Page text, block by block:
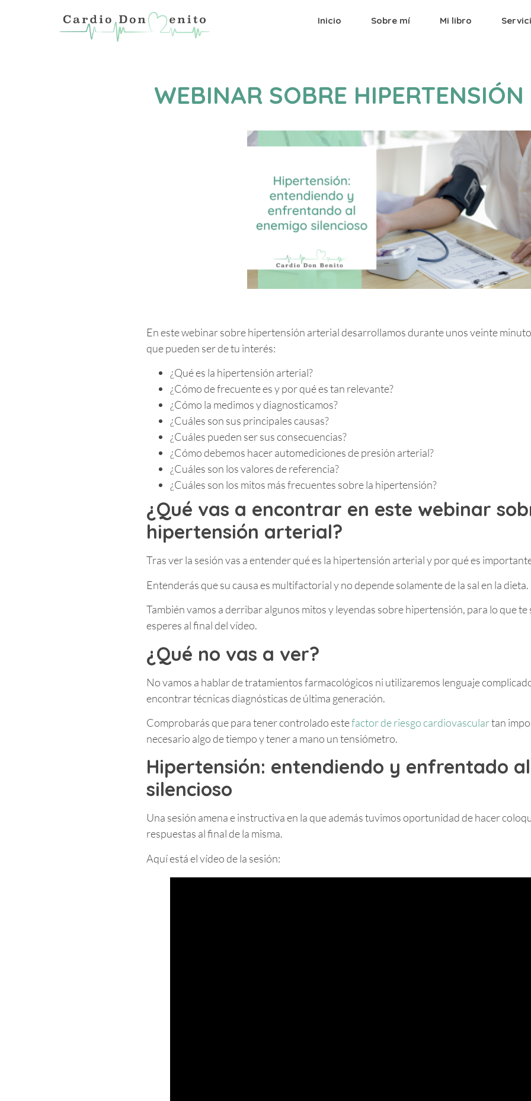
Inicio Sobre mí Mi libro
WEBINAR SOBRE
En este webinar sobre hipertensión arterial desarrollamos durante unos veinte
que pueden ser de tu interés:
¿Qué es la hipertensión arterial?
¿Cómo de frecuente es y por qué es tan relevante?
¿Cómo la medimos y diagnosticamos?
¿Cuáles son sus principales causas?
¿Cuáles pueden ser sus consecuencias?
¿Cómo debemos hacer automediciones de presión arterial?
¿Cuáles son los valores de referencia?
¿Cuáles son los mitos más frecuentes sobre la hipertensión?
¿Qué vas a encontrar en este webinar
hipertensión arterial?
Tras ver la sesión vas a entender qué es la hipertensión arterial y por qué es
Entenderás que su causa es multifactorial y no depende solamente de la sal en la dieta.
También vamos a derribar algunos mitos y leyendas sobre hipertensión, para lo que
esperes al final del vídeo.
¿Qué no vas a ver?
No vamos a hablar de tratamientos farmacológicos ni utilizaremos lenguaje
encontrar técnicas diagnósticas de última generación.
Comprobarás que para tener controlado estefactor de riesgo cardiovasculartan
necesario algo de tiempo y tener a mano un tensiómetro.
Hipertensión: entendiendo y enfrentado
silencioso
Una sesión amena e instructiva en la que además tuvimos oportunidad de hacer
respuestas al final de la misma.
Aquí está el vídeo de la sesión: